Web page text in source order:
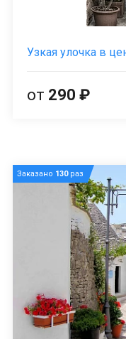
Узкая улочка в
от 290 ₽
Заказано 130раз